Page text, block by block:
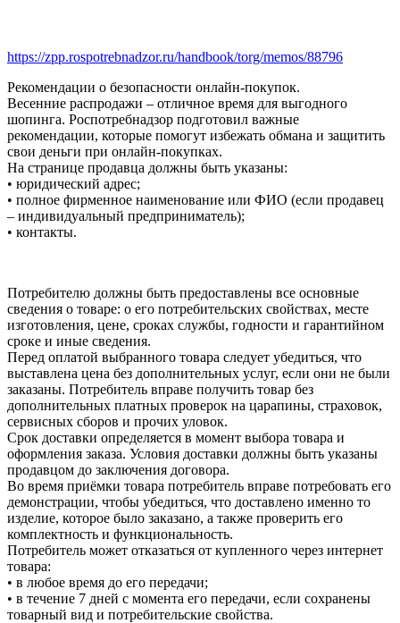
https://zpp.rospotrebnadzor.ru/handbook/torg/memos/88796
Рекомендации о безопасности онлайн-покупок.
Весенние распродажи – отличное время для выгодного
шопинга. Роспотребнадзор подготовил важные
рекомендации, которые помогут избежать обмана и защитить
свои деньги при онлайн-покупках.
На странице продавца должны быть указаны:
• юридический адрес;
• полное фирменное наименование или ФИО (если продавец
– индивидуальный предприниматель);
• контакты.
Потребителю должны быть предоставлены все основные
сведения о товаре: о его потребительских свойствах, месте
изготовления, цене, сроках службы, годности и гарантийном
сроке и иные сведения.
Перед оплатой выбранного товара следует убедиться, что
выставлена цена без дополнительных услуг, если они не были
заказаны. Потребитель вправе получить товар без
дополнительных платных проверок на царапины, страховок,
сервисных сборов и прочих уловок.
Срок доставки определяется в момент выбора товара и
оформления заказа. Условия доставки должны быть указаны
продавцом до заключения договора.
Во время приёмки товара потребитель вправе потребовать его
демонстрации, чтобы убедиться, что доставлено именно то
изделие, которое было заказано, а также проверить его
комплектность и функциональность.
Потребитель может отказаться от купленного через интернет
товара:
• в любое время до его передачи;
• в течение 7 дней с момента его передачи, если сохранены
товарный вид и потребительские свойства.